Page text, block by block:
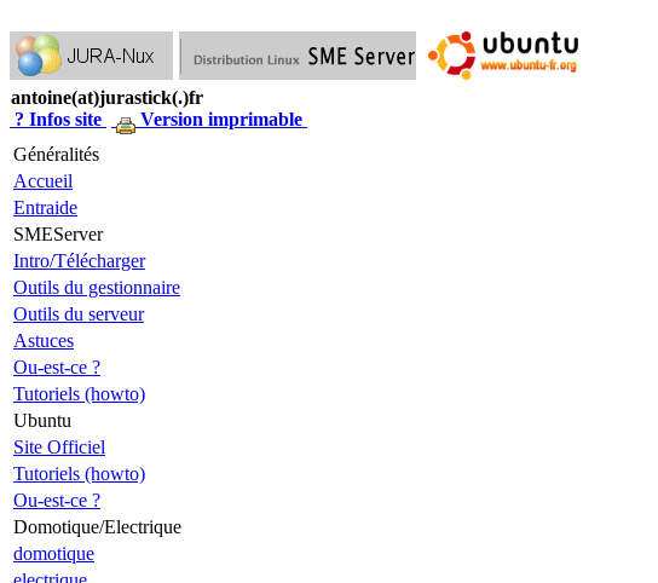
antoine(at)jurastick(.)fr
? Infos site
Version imprimable
Généralités
Accueil
Entraide
SMEServer
Intro/Télécharger
Outils du gestionnaire
Outils du serveur
Astuces
Ou-est-ce ?
Tutoriels (howto)
Ubuntu
Site Officiel
Tutoriels (howto)
Ou-est-ce ?
Domotique/Electrique
domotique